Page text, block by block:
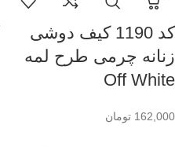
کد 1190 کیف دوشی
زنانه چرمی طرح لمه
Off White
162,000 تومان